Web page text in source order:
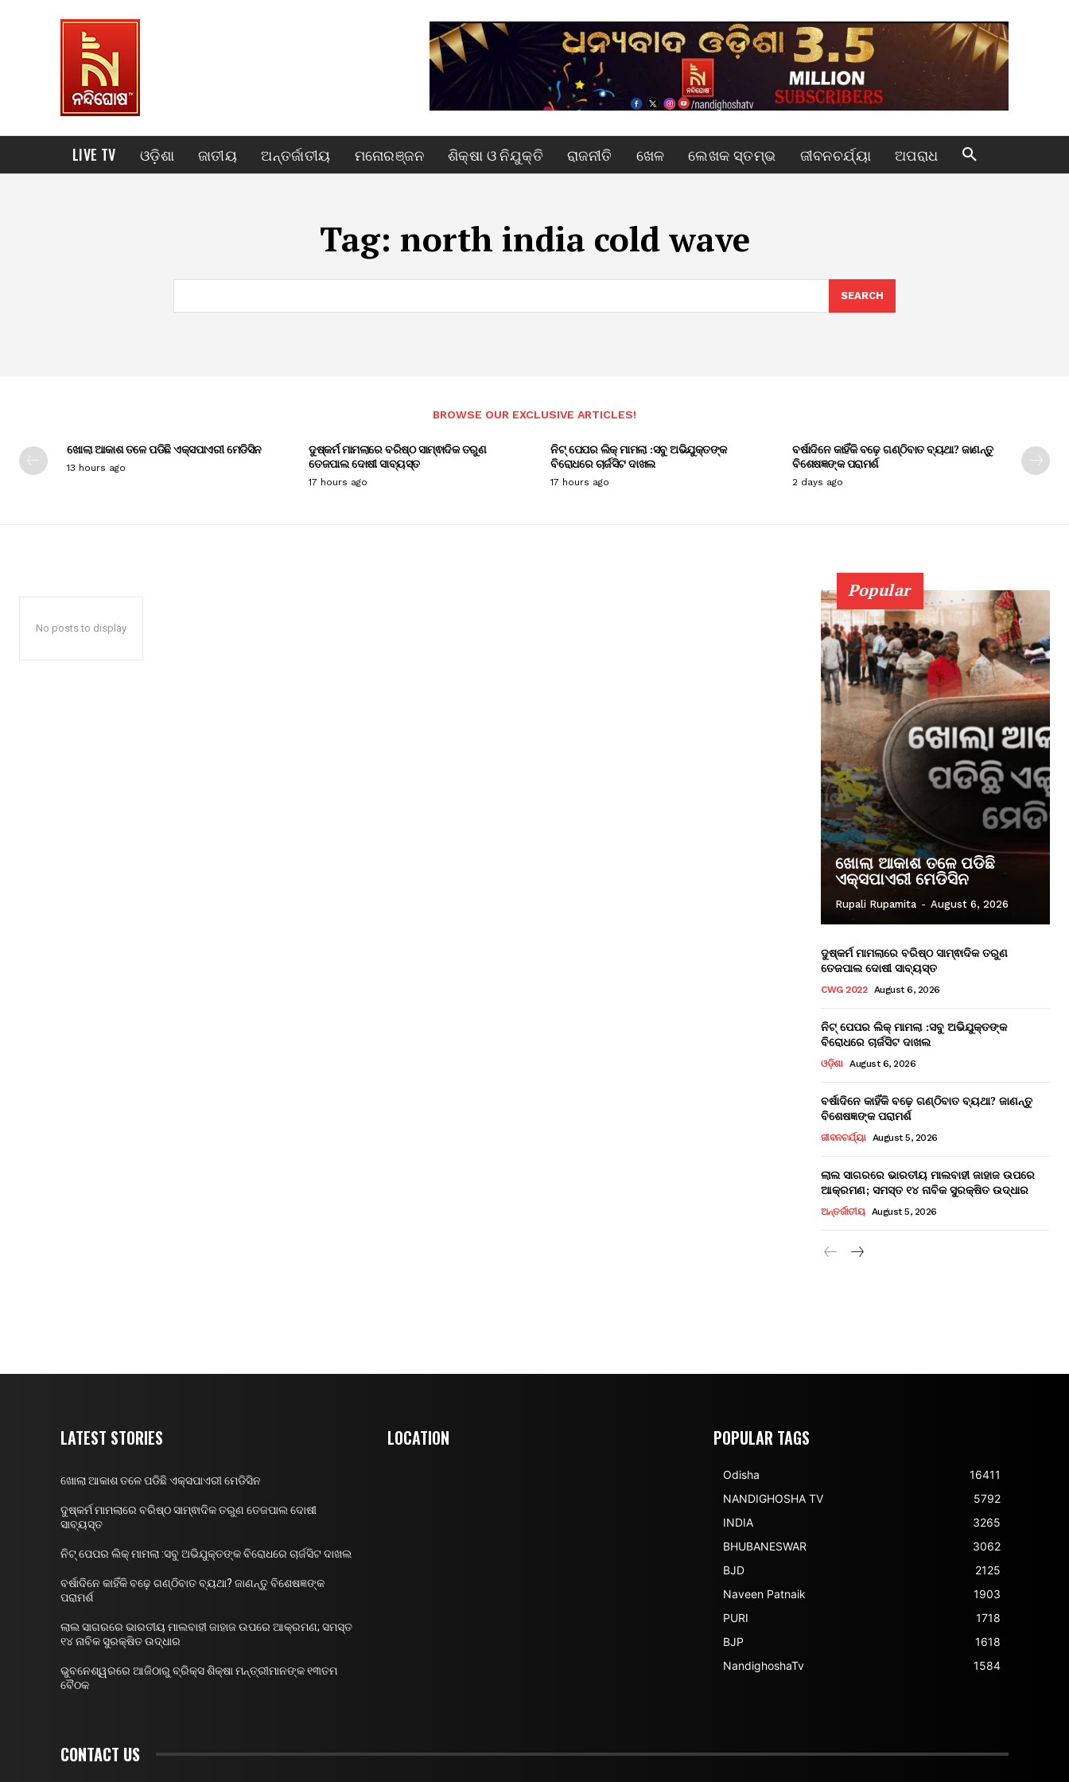
LIVE TV ଓଡ଼ିଶା ଜାତୀୟ ଅନ୍ତର୍ଜାତୀୟ ମନୋରଞ୍ଜନ ଶିକ୍ଷା ଓ ନିଯୁକ୍ତି ରାଜନୀତି ଖେଳ ଲେଖକ ସ୍ତମ୍ଭ ଜୀବନଚର୍ଯ୍ୟା ଅପରାଧ
Tag: north india cold wave
SEARCH
BROWSE OUR EXCLUSIVE ARTICLES!
ଖୋଲା ଆକାଶ ତଳେ ପଡିଛି ଏକ୍ସପାଏରୀ ମେଡିସିନ
13 hours ago
ଦୁଷ୍କର୍ମ ମାମଲାରେ ବରିଷ୍ଠ ସାମ୍ଵାଦିକ ତରୁଣ
ତେଜପାଲ ଦୋଷୀ ସାବ୍ୟସ୍ତ
17 hours ago
ନିଟ୍ ପେପର ଲିକ୍ ମାମଲା :ସବୁ ଅଭିଯୁକ୍ତଙ୍କ
ବିରୋଧରେ ଚାର୍ଜସିଟ ଦାଖଲ
17 hours ago
ବର୍ଷାଦିନେ କାହିଁକି ବଢ଼େ ଗଣ୍ଠିବାତ ବ୍ୟଥା? ଜାଣନ୍ତୁ
ବିଶେଷଜ୍ଞଙ୍କ ପରାମର୍ଶ
2 days ago
No posts to display
Popular
ଖୋଲା ଆକାଶ ତଳେ ପଡିଛି
ଏକ୍ସପାଏରୀ ମେଡିସିନ
Rupali Rupamita - August 6, 2026
ଦୁଷ୍କର୍ମ ମାମଲାରେ ବରିଷ୍ଠ ସାମ୍ଵାଦିକ ତରୁଣ
ତେଜପାଲ ଦୋଷୀ ସାବ୍ୟସ୍ତ
CWG 2022 August 6, 2026
ନିଟ୍ ପେପର ଲିକ୍ ମାମଲା :ସବୁ ଅଭିଯୁକ୍ତଙ୍କ
ବିରୋଧରେ ଚାର୍ଜସିଟ ଦାଖଲ
ଓଡ଼ିଶା August 6, 2026
ବର୍ଷାଦିନେ କାହିଁକି ବଢ଼େ ଗଣ୍ଠିବାତ ବ୍ୟଥା? ଜାଣନ୍ତୁ
ବିଶେଷଜ୍ଞଙ୍କ ପରାମର୍ଶ
ଜୀବନଚର୍ଯ୍ୟା August 5, 2026
ଲାଲ ସାଗରରେ ଭାରତୀୟ ମାଲବାହୀ ଜାହାଜ ଉପରେ
ଆକ୍ରମଣ; ସମସ୍ତ ୧୪ ନାବିକ ସୁରକ୍ଷିତ ଉଦ୍ଧାର
ଅନ୍ତର୍ଜାତୀୟ August 5, 2026
LATEST STORIES
ଖୋଲା ଆକାଶ ତଳେ ପଡିଛି ଏକ୍ସପାଏରୀ ମେଡିସିନ
ଦୁଷ୍କର୍ମ ମାମଲାରେ ବରିଷ୍ଠ ସାମ୍ଵାଦିକ ତରୁଣ ତେଜପାଲ ଦୋଷୀ
ସାବ୍ୟସ୍ତ
ନିଟ୍ ପେପର ଲିକ୍ ମାମଲା :ସବୁ ଅଭିଯୁକ୍ତଙ୍କ ବିରୋଧରେ ଚାର୍ଜସିଟ ଦାଖଲ
ବର୍ଷାଦିନେ କାହିଁକି ବଢ଼େ ଗଣ୍ଠିବାତ ବ୍ୟଥା? ଜାଣନ୍ତୁ ବିଶେଷଜ୍ଞଙ୍କ
ପରାମର୍ଶ
ଲାଲ ସାଗରରେ ଭାରତୀୟ ମାଲବାହୀ ଜାହାଜ ଉପରେ ଆକ୍ରମଣ; ସମସ୍ତ
୧୪ ନାବିକ ସୁରକ୍ଷିତ ଉଦ୍ଧାର
ଭୁବନେଶ୍ୱରରେ ଆଜିଠାରୁ ବ୍ରିକ୍ସ ଶିକ୍ଷା ମନ୍ତ୍ରୀମାନଙ୍କ ୧୩ତମ
ବୈଠକ
LOCATION POPULAR TAGS
Odisha
16411
NANDIGHOSHA TV
5792
INDIA
3265
BHUBANESWAR
3062
BJD
2125
Naveen Patnaik
1903
PURI
1718
BJP
1618
NandighoshaTv
1584
CONTACT US